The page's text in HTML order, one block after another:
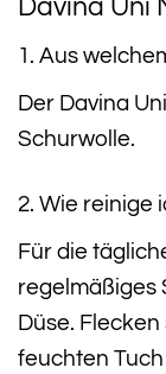
Davina Uni
1. Aus
Der Davina
Schurwolle.
2. Wie reinige
Für die
regelmäßiges
Düse.
feuchten